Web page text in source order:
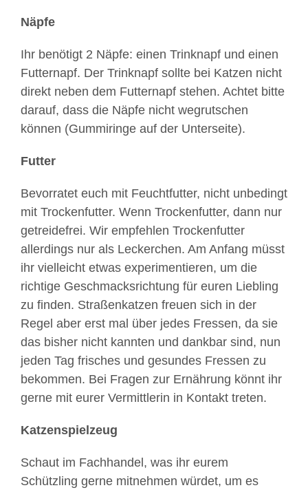
Näpfe
Ihr benötigt 2 Näpfe: einen Trinknapf und einen
Futternapf. Der Trinknapf sollte bei Katzen nicht
direkt neben dem Futternapf stehen. Achtet bitte
darauf, dass die Näpfe nicht wegrutschen
können (Gummiringe auf der Unterseite).
Futter
Bevorratet euch mit Feuchtfutter, nicht unbedingt
mit Trockenfutter. Wenn Trockenfutter, dann nur
getreidefrei. Wir empfehlen Trockenfutter
allerdings nur als Leckerchen. Am Anfang müsst
ihr vielleicht etwas experimentieren, um die
richtige Geschmacksrichtung für euren Liebling
zu finden. Straßenkatzen freuen sich in der
Regel aber erst mal über jedes Fressen, da sie
das bisher nicht kannten und dankbar sind, nun
jeden Tag frisches und gesundes Fressen zu
bekommen. Bei Fragen zur Ernährung könnt ihr
gerne mit eurer Vermittlerin in Kontakt treten.
Katzenspielzeug
Schaut im Fachhandel, was ihr eurem
Schützling gerne mitnehmen würdet, um es